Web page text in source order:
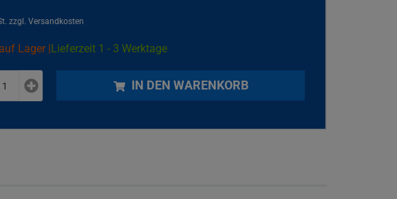
zzgl. Versandkosten
Lager |Lieferzeit 1 - 3 Werktage
IN DEN WARENKORB